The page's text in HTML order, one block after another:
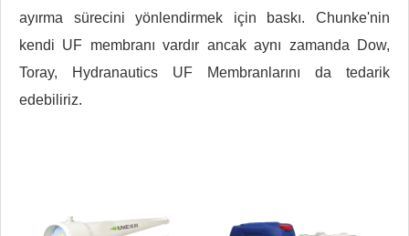
ayırma sürecini yönlendirmek için baskı. Chunke'nin
kendi UF membranı vardır ancak aynı zamanda Dow,
Toray, Hydranautics UF Membranlarını da tedarik
edebiliriz.